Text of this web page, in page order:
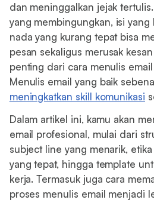
dan meninggalkan jejak
yang membingungkan, isi
nada yang kurang tepat bisa
pesan sekaligus merusak
penting dari cara menulis
Menulis email yang baik
meningkatkan skill komunikasi
Dalam artikel ini, kamu akan
email profesional, mulai dari
subject line yang menarik,
yang tepat, hingga template
kerja. Termasuk juga cara
proses menulis email menjadi